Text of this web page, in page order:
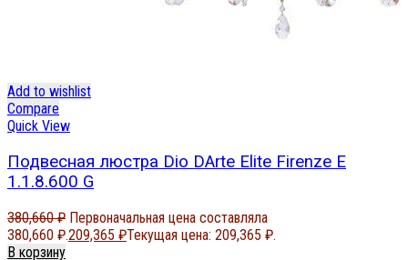
Add to wishlist
Compare
Quick View
Подвесная люстра Dio DArte Elite Firenze E
1.1.8.600 G
380,660₽ Первоначальная цена составляла
380,660 ₽.209,365 ₽Текущая цена: 209,365 ₽.
В корзину